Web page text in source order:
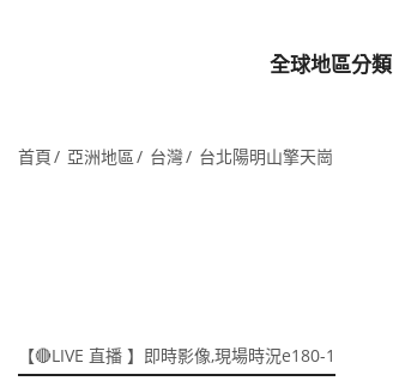
全球地區分類
首頁 亞洲地區 台灣 台北陽明山擎天崗
【🔴LIVE 直播 】即時影像,現場時況e180-1